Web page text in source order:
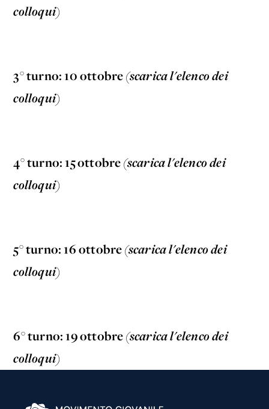
colloqui)
3° turno: 10 ottobre(scarica l'elenco dei
colloqui)
4° turno: 15 ottobre(scarica l'elenco dei
colloqui)
5° turno: 16 ottobre(scarica l'elenco dei
colloqui)
6° turno: 19 ottobre(scarica l'elenco dei
colloqui)